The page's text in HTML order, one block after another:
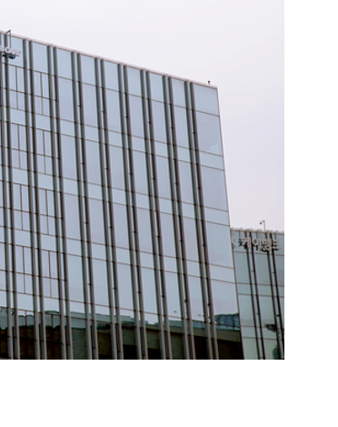
4
경찰, 드라마 '김부장' 제작사
자본시장법 위반 의혹
5
김민석, 제주·인천서 정청래
누적 결과도 金 선두